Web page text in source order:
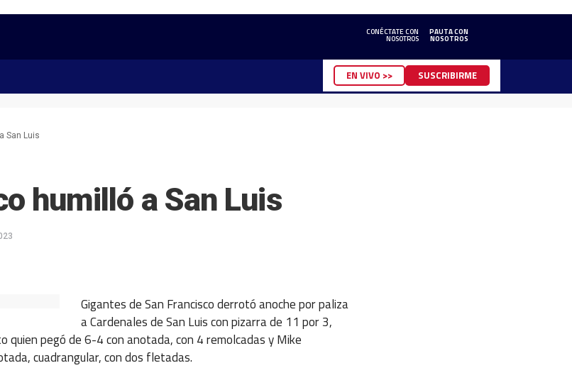
CONÉCTATE CON
NOSOTROS
PAUTA CON
NOSOTROS
EN VIVO >> SUSCRIBIRME
San Luis
humilló a San Luis
Gigantes de San Francisco derrotó anoche por paliza
a Cardenales de San Luis con pizarra de 11 por 3,
quien pegó de 6-4 con anotada, con 4 remolcadas y Mike
cuadrangular, con dos fletadas.